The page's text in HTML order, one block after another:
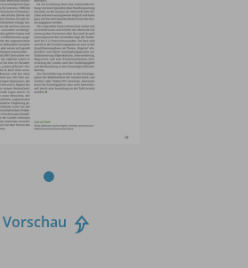
Vorschau